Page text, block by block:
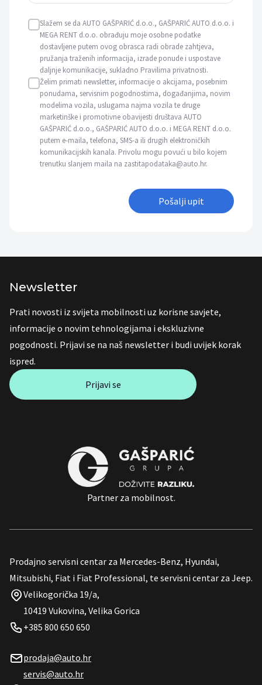
Slažem se da AUTO GAŠPARIĆ d.o.o., GAŠPARIĆ AUTO d.o.o. i
MEGA RENT d.o.o. obrađuju moje osobne podatke
dostavljene putem ovog obrasca radi obrade zahtjeva,
pružanja traženih informacija, izrade ponude i uspostave
daljnje komunikacije, sukladno Pravilima privatnosti.
Želim primati newsletter, informacije o akcijama, posebnim
ponudama, servisnim pogodnostima, događanjima, novim
modelima vozila, uslugama najma vozila te druge
marketinške i promotivne obavijesti društava AUTO
GAŠPARIĆ d.o.o., GAŠPARIĆ AUTO d.o.o. i MEGA RENT d.o.o.
putem e-maila, telefona, SMS-a ili drugih elektroničkih
komunikacijskih kanala. Privolu mogu povući u bilo kojem
trenutku slanjem maila na zastitapodataka@auto.hr.
Pošalji upit
Newsletter
Prati novosti iz svijeta mobilnosti uz korisne savjete,
informacije o novim tehnologijama i ekskluzivne
pogodnosti. Prijavi se na naš newsletter i budi uvijek korak
ispred.
Prijavi se
Partner za mobilnost.
Prodajno servisni centar za Mercedes-Benz, Hyundai,
Mitsubishi, Fiat i Fiat Professional, te servisni centar za Jeep.
Velikogorička 19/a,
10419 Vukovina, Velika Gorica
+385 800 650 650
prodaja@auto.hr
servis@auto.hr